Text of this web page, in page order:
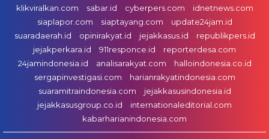
klikviralkan.com
sabar.id cyberpers.com
idnetnews.com
siaplapor.com
siaptayang.com
update24jam.id
suaradaerah.id
opinirakyat.id jejakkasus.id
republikpers.id
jejakperkara.id
911responce.id
reporterdesa.com
24jamindonesia.id
analisarakyat.com
halloindonesia.co.id
sergapinvestigasi.com
harianrakyatindonesia.com
suaramitraindonesia.com
jejakkasusindonesia.id
jejakkasusgroup.co.id
internationaleditorial.com
kabarharianindonesia.com